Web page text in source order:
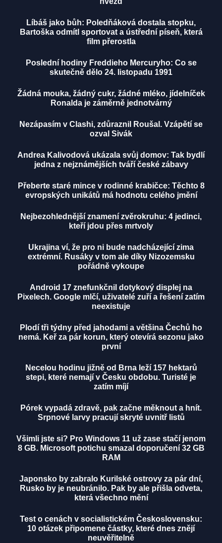
Líbáš jako bůh: Poledňáková dostala stopku,
Bartoška odmítl sportovat a ústřední píseň, která
film přerostla
Poslední hodiny Freddieho Mercuryho: Co se
skutečně dělo 24. listopadu 1991
Žádná mouka, žádný cukr, žádné mléko, jídelníček
Ronalda je záměrně jednotvárný
Nezápasím v Clashi, zdůraznil Roušal. Vzápětí se
ozval Sivák
Andrea Kalivodová ukázala svůj domov: Tak bydlí
jedna z nejznámějších tváří české zábavy
Přeberte staré mince v rodinné krabičce: Těchto 8
evropských unikátů má hodnotu celého jmění
Nejbezohlednější znamení zvěrokruhu: 4 jedinci,
kteří jdou přes mrtvoly
Ukrajina ví, že pro ni bude nadcházející zima
extrémní. Rusáky v tom ale díky Nizozemsku
pořádně vykoupe
Android 17 znefunkčnil dotykový displej na
Pixelech. Google mlčí, uživatelé zuří a řešení zatím
neexistuje
Plodí tři týdny před jahodami a většina Čechů ho
nemá. Keř za pár korun, který otevírá sezonu jako
první
Necelou hodinu jižně od Brna leží 157 hektarů
stepi, které nemají v Česku obdobu. Turisté je
zatím míjí
Pórek vypadá zdravě, pak začne měknout a hnít.
Srpnové larvy pracují skryté uvnitř listů
Všimli jste si? Pro Windows 11 už zase stačí jenom
8 GB. Microsoft potichu smazal doporučení 32 GB
RAM
Japonsko by zabralo Kurilské ostrovy za pár dní,
Rusko by je neubránilo. Pak by ale přišla odveta,
která všechno mění
Test o cenách v socialistickém Československu:
10 otázek připomene částky, které dnes znějí
neuvěřitelně